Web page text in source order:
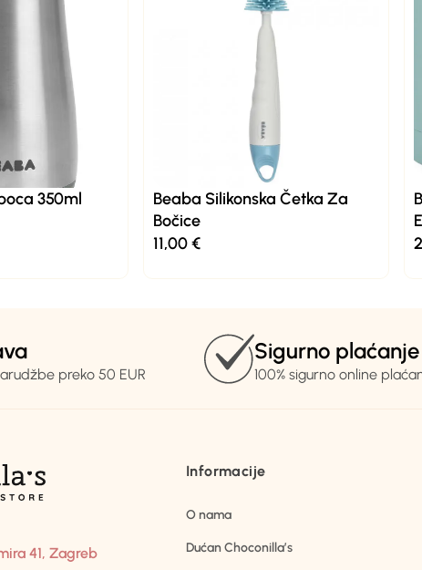
350ml
Beaba Silikonska Četka Za
Bočice
11,00€
preko 50 EUR
Sigurno plaćanje
100% sigurno online
41, Zagreb
Informacije
O nama
Dućan Choconilla’s